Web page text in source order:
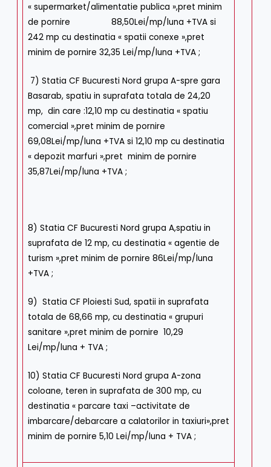
« supermarket/alimentatie publica »,pret minim
de pornire 88,50Lei/mp/luna +TVA si
242 mp cu destinatia « spatii conexe »,pret
minim de pornire 32,35 Lei/mp/luna +TVA ;
7) Statia CF Bucuresti Nord grupa A-spre gara
Basarab, spatiu in suprafata totala de 24,20
mp, din care :12,10 mp cu destinatia « spatiu
comercial »,pret minim de pornire
69,08Lei/mp/luna +TVA si 12,10 mp cu destinatia
« depozit marfuri »,pret minim de pornire
35,87Lei/mp/luna +TVA ;
8) Statia CF Bucuresti Nord grupa A,spatiu in
suprafata de 12 mp, cu destinatia « agentie de
turism »,pret minim de pornire 86Lei/mp/luna
+TVA ;
9) Statia CF Ploiesti Sud, spatii in suprafata
totala de 68,66 mp, cu destinatia « grupuri
sanitare »,pret minim de pornire 10,29
Lei/mp/luna + TVA ;
10) Statia CF Bucuresti Nord grupa A-zona
coloane, teren in suprafata de 300 mp, cu
destinatia « parcare taxi –activitate de
imbarcare/debarcare a calatorilor in taxiuri»,pret
minim de pornire 5,10 Lei/mp/luna + TVA ;